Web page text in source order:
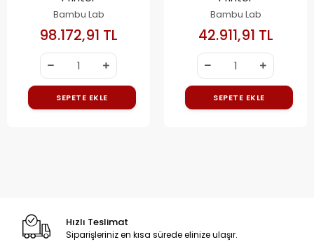
Bambu Lab
98.172,91 TL
SEPETE EKLE
Bambu Lab
42.911,91 TL
SEPETE EKLE
Hızlı Teslimat
Siparişleriniz en kısa sürede elinize ulaşır.